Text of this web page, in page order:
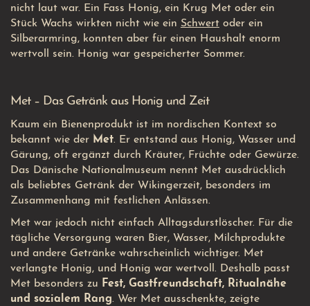
nicht laut war. Ein Fass Honig, ein Krug Met oder ein
Stück Wachs wirkten nicht wie ein Schwert oder ein
Silberarmring, konnten aber für einen Haushalt enorm
wertvoll sein. Honig war gespeicherter Sommer.
Met – Das Getränk aus Honig und Zeit
Kaum ein Bienenprodukt ist im nordischen Kontext so
bekannt wie der Met. Er entstand aus Honig, Wasser und
Gärung, oft ergänzt durch Kräuter, Früchte oder Gewürze.
Das Dänische Nationalmuseum nennt Met ausdrücklich
als beliebtes Getränk der Wikingerzeit, besonders im
Zusammenhang mit festlichen Anlässen.
Met war jedoch nicht einfach Alltagsdurstlöscher. Für die
tägliche Versorgung waren Bier, Wasser, Milchprodukte
und andere Getränke wahrscheinlich wichtiger. Met
verlangte Honig, und Honig war wertvoll. Deshalb passt
Met besonders zu Fest, Gastfreundschaft, Ritualnähe
und sozialem Rang. Wer Met ausschenkte, zeigte